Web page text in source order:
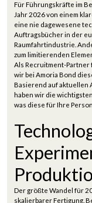
Für Führungskräfte im
Jahr 2026 von einem
eine nie dagewesene
Auftragsbücher in der
Raumfahrtindustrie.
zum limitierenden
Als Recruitment-Partner
wir bei Amoria Bond
Basierend auf aktuellen
haben wir die
was diese für Ihre
Der größte Wandel für
skalierbarer Fertigung.